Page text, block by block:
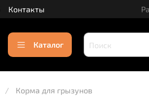
Контакты
Каталог
Корма для грызунов